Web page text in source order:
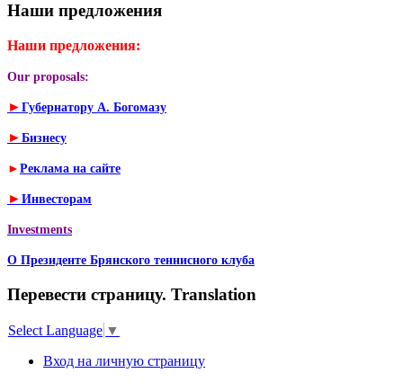
Наши предложения
Наши предложения:
Our proposals:
► Губернатору А. Богомазу
► Бизнесу
► Реклама на сайте
► Инвесторам
Investments
О Президенте Брянского теннисного клуба
Перевести страницу. Translation
Select Language ▼
Вход на личную страницу